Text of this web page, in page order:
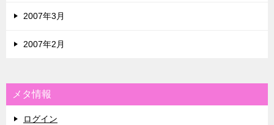
2007年3月
2007年2月
メタ情報
ログイン